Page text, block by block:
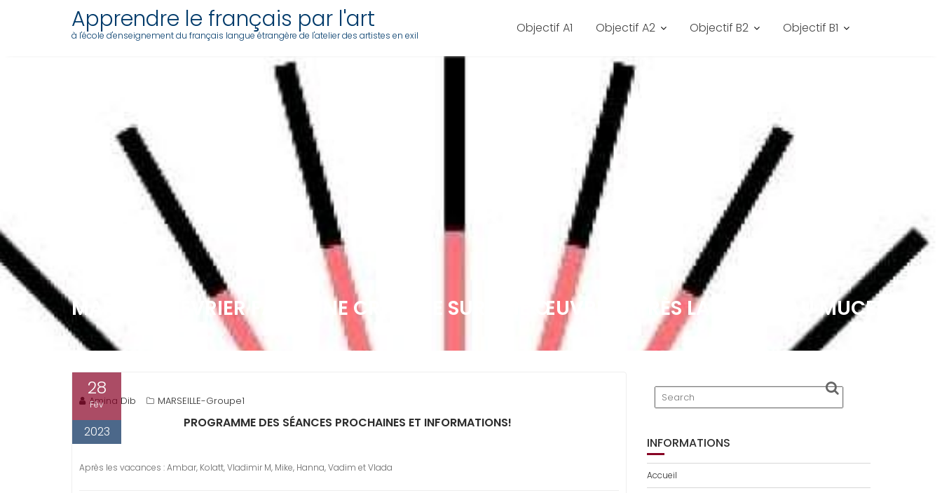
Apprendre le français par l'art
à l'école d'enseignement du français langue étrangère de l'atelier des artistes en exil Objectif A1 Objectif A2 Objectif B2 Objectif B1
MARDI 28 FÉVRIER FAIRE UNE CRITIQUE SUR UNE ŒUVRE (APRÈS LA SORTIE AU MUCEM)
28
Fév
2023
Amina Dib MARSEILLE-Groupe1
PROGRAMME DES SÉANCES PROCHAINES ET INFORMATIONS!
Après les vacances : Ambar, Kolatt, Vladimir M, Mike, Hanna, Vadim et Vlada
INFORMATIONS
Accueil